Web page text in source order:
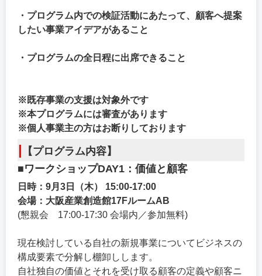
・プログラム内での検証活動にあたって、顧客へ提案
したい事業アイデアがあること
・プログラムの全日程に出席できること
※既存事業の支援は対象外です
※本プログラムには審査があります
※個人事業主の方はお断りしております
| 【プログラム内容】
■ワークショップDAY1：価値と顧客
日時：9月3日（木） 15:00-17:00
会場：大阪産業創造館17FルームAB
(懇親会 17:00-17:30 会場内／参加無料)
現在検討している自社の新規事業についてビジネスの
構成要素で分解し棚卸しします。
自社独自の価値とそれを受け取る顧客の定義や顧客ニ